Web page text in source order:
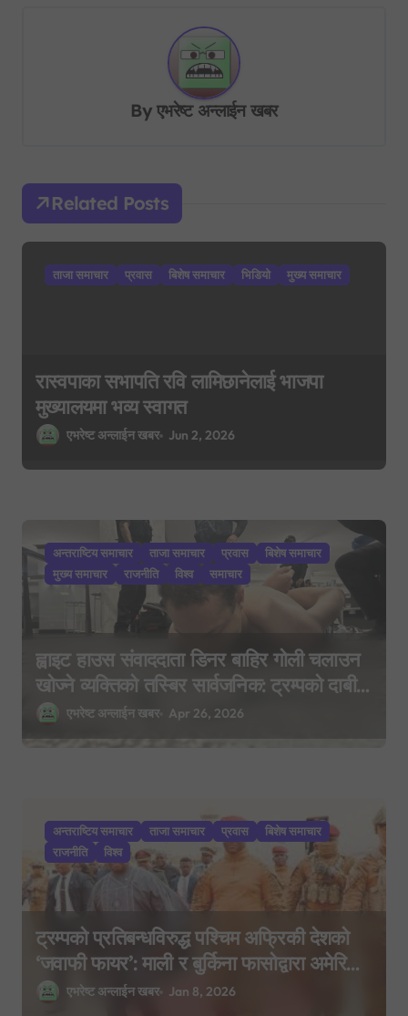
a
t
i
Byएभरेष्ट अन्लाईन खबर
Related Posts
ताजा समाचार प्रवास बिशेष समाचार भिडियो मुख्य समाचार
रास्वपाका सभापति रवि लामिछानेलाई भाजपा
मुख्यालयमा भव्य स्वागत
एभरेष्ट अन्लाईन खबर Jun 2, 2026
अन्तराष्टिय समाचार ताजा समाचार प्रवास
बिशेष समाचार
मुख्य समाचार
राजनीति विश्व समाचार
ह्वाइट हाउस संवाददाता डिनर बाहिर गोली चलाउन
खोज्ने व्यक्तिको तस्बिर सार्वजनिक: ट्रम्पको दाबी–
‘आक्रमणकारी मानसिक बिरामी हुन्’
एभरेष्ट अन्लाईन खबर Apr 26, 2026
अन्तराष्टिय समाचार ताजा समाचार प्रवास
बिशेष समाचार
राजनीति
विश्व
ट्रम्पको प्रतिबन्धविरुद्ध पश्चिम अफ्रिकी देशको
‘जवाफी फायर’: माली र बुर्किना फासोद्वारा अमेरिकी
नागरिकमाथि रोक
एभरेष्ट अन्लाईन खबर Jan 8, 2026